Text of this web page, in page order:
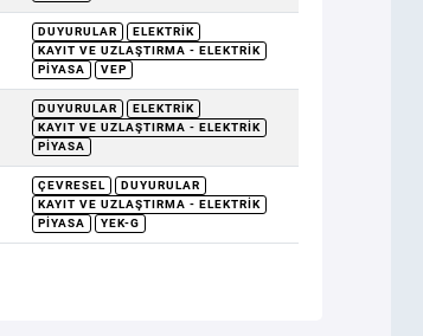
DUYURULAR
ELEKTRIK
KAYIT VE UZLAŞTIRMA - ELEKTRIK
PIYASA
VEP
DUYURULAR
ELEKTRIK
KAYIT VE UZLAŞTIRMA - ELEKTRIK
PIYASA
ÇEVRESEL
DUYURULAR
KAYIT VE UZLAŞTIRMA - ELEKTRIK
PIYASA
YEK-G